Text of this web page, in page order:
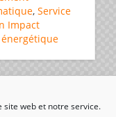
site web et notre service.
, Service
Impact